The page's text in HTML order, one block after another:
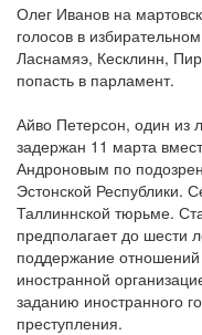
Олег Иванов на
голосов в
Ласнамяэ, Кесклинн,
попасть в парламент.
Айво Петерсон, один из
задержан 11 марта
Андроновым по
Эстонской Республики.
Таллиннской тюрьме.
предполагает до шести
поддержание
иностранной
заданию иностранного
преступления.